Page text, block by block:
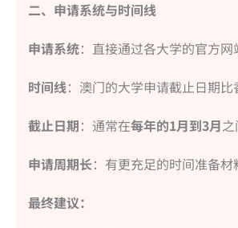
二、申请系统与时间线
申请系统：直接通过各大学的官方网
时间线：澳门的大学申请截止日期比
截止日期：通常在每年的1月到3月之
申请周期长：有更充足的时间准备材
最终建议：